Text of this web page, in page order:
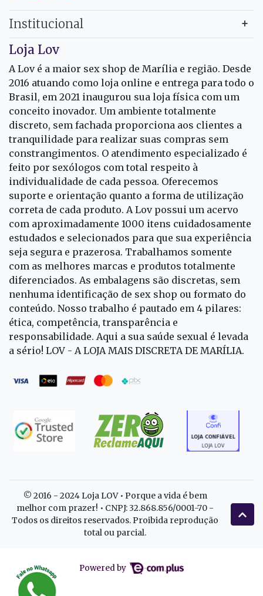
Institucional
Loja Lov
A Lov é a maior sex shop de Marília e região. Desde
2016 atuando como loja online e entrega para todo o
Brasil, em 2021 inaugurou sua loja física com um
conceito inovador. Um ambiente totalmente
discreto, sem fachada proporciona aos clientes a
tranquilidade para realizar suas compras sem
constrangimentos. O atendimento especializado é
feito por sexólogos com total respeito à
individualidade de cada pessoa. Oferecemos
suporte e orientação quanto a forma de utilização
correta de cada produto. A Lov possui um acervo
com aproximadamente 1000 itens cuidadosamente
estudados e selecionados para que sua experiência
seja segura e prazerosa. Trabalhamos somente
com as melhores marcas e produtos totalmente
diferenciados. As embalagens são discretas, sem
nenhuma identificação de sex shop ou formato do
conteúdo. Nosso trabalho é pautado em 4 pilares:
ética, competência, transparência e
responsabilidade. Aqui a sua saúde sexual é levada
a sério! LOV - A LOJA MAIS DISCRETA DE MARÍLIA.
© 2016 - 2024 Loja LOV • Porque a vida é bem
melhor com prazer! • CNPJ: 32.868.856/0001-70 -
Todos os direitos reservados. Proibida reprodução
total ou parcial.
Powered by